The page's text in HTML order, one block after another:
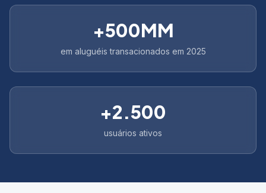
+500MM
em aluguéis transacionados em 2025
+2.500
usuários ativos